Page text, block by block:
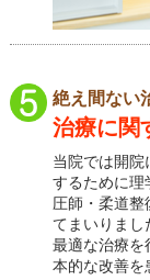
絶え間ない
治療に関
当院では開院
するために理
圧師・柔道整
てまいりまし
最適な治療を
本的な改善を